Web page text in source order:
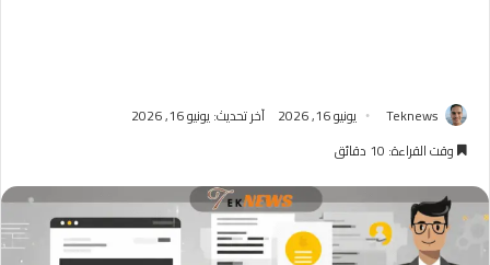
Teknews يونيو 16, 2026
آخر تحديث: يونيو 16, 2026
وقت القراءة: 10 دقائق